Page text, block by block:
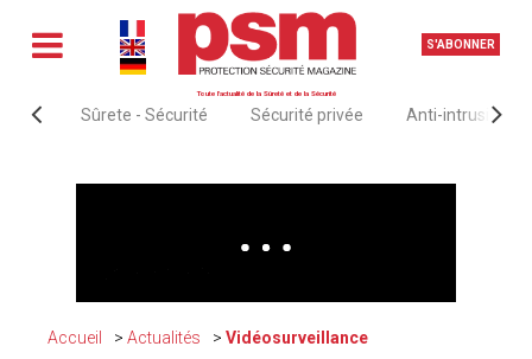
S'ABONNER
Toute l'actualité de la Sûreté et de la Sécurité
Sûrete - Sécurité Sécurité privée Anti-intrusion &
Accueil Actualités Vidéosurveillance